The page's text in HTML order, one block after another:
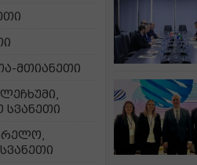
მთიანეთი
სვანეთი